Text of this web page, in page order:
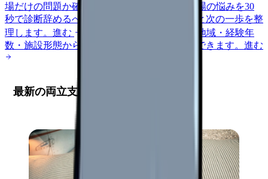
場だけの問題か確かめられます。
職場の悩みを30
秒で診断辞めるべきか迷う前に、悩みの種類と次の一歩を整
理します。 進む
地域・経験年
数・施設形態から、今の給料の現在地を確認できます。 進む
最新の両立支援制度を賢く活用する